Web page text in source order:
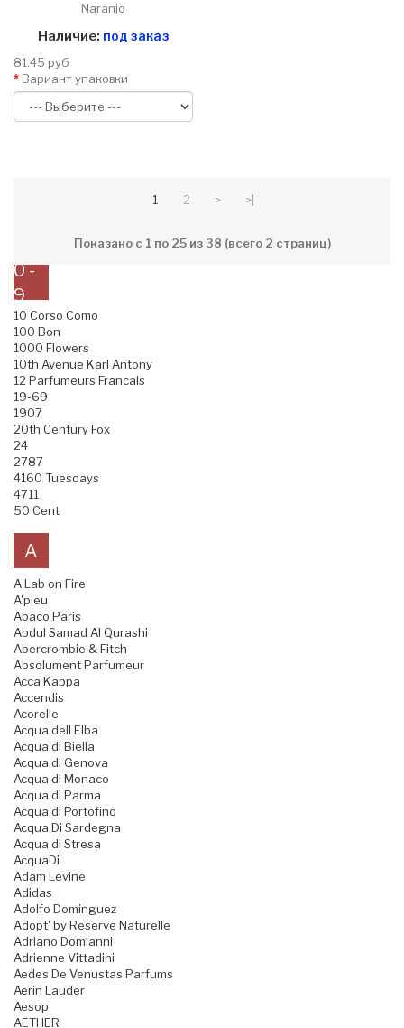
Naranjo
Наличие: под заказ
81.45 руб
Вариант упаковки
1 2 > >|
Показано с 1 по 25 из 38 (всего 2 страниц)
0 -
9
10 Corso Como
100 Bon
1000 Flowers
10th Avenue Karl Antony
12 Parfumeurs Francais
19-69
1907
20th Century Fox
24
2787
4160 Tuesdays
4711
50 Cent
A
A Lab on Fire
A'pieu
Abaco Paris
Abdul Samad Al Qurashi
Abercrombie & Fitch
Absolument Parfumeur
Acca Kappa
Accendis
Acorelle
Acqua dell Elba
Acqua di Biella
Acqua di Genova
Acqua di Monaco
Acqua di Parma
Acqua di Portofino
Acqua Di Sardegna
Acqua di Stresa
AcquaDi
Adam Levine
Adidas
Adolfo Dominguez
Adopt' by Reserve Naturelle
Adriano Domianni
Adrienne Vittadini
Aedes De Venustas Parfums
Aerin Lauder
Aesop
AETHER